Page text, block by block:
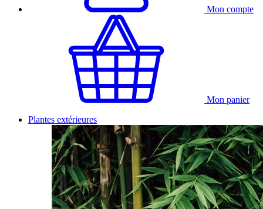
Mon compte
Mon panier
Plantes extérieures